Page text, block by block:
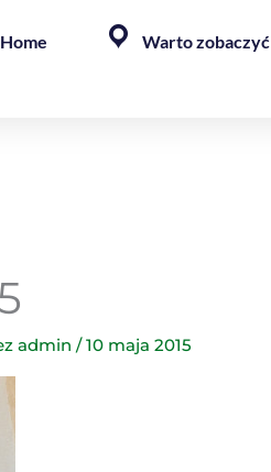
Home Warto zobaczyć
admin/10 maja 2015